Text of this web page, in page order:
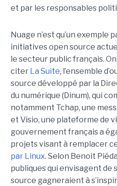
et par les responsables
Nuage n’est qu’un exemple
initiatives open source
le secteur public français.
citerLa Suite, l’ensemble
source développé par la
du numérique (Dinum), qui
notamment Tchap, une
et Visio, une plateforme de
gouvernement français a
projets visant à remplacer
par Linux. Selon Benoit
publiques qui envisagent de
source gagneraient à